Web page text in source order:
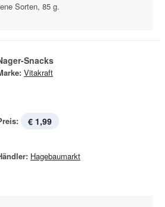
Sorten, 85 g.
Snacks
Vitakraft
€ 1,99
Hagebaumarkt